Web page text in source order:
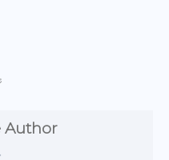
Author